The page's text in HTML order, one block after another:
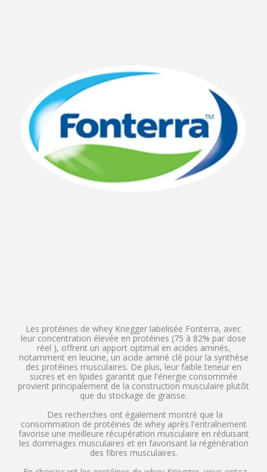
Les protéines de whey Kriegger labelisée Fonterra, avec
leur concentration élevée en protéines (75 à 82% par dose
réel ), offrent un apport optimal en acides aminés,
notamment en leucine, un acide aminé clé pour la synthèse
des protéines musculaires. De plus, leur faible teneur en
sucres et en lipides garantit que l'énergie consommée
provient principalement de la construction musculaire plutôt
que du stockage de graisse.
Des recherches ont également montré que la
consommation de protéines de whey après l'entraînement
favorise une meilleure récupération musculaire en réduisant
les dommages musculaires et en favorisant la régénération
des fibres musculaires.